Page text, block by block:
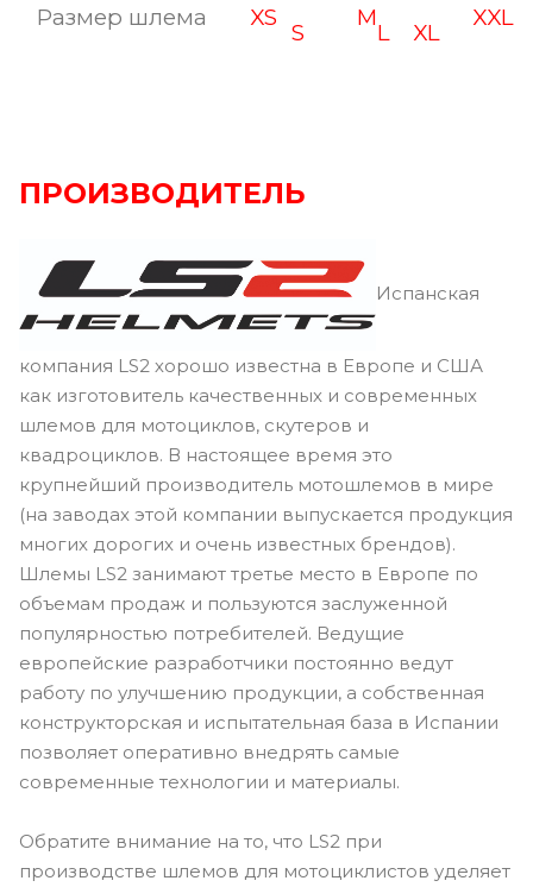
Размер шлема XS
S
M
L XL
XXL
ПРОИЗВОДИТЕЛЬ
Испанская
компания LS2 хорошо известна в Европе и США
как изготовитель качественных и современных
шлемов для мотоциклов, скутеров и
квадроциклов. В настоящее время это
крупнейший производитель мотошлемов в мире
(на заводах этой компании выпускается продукция
многих дорогих и очень известных брендов).
Шлемы LS2 занимают третье место в Европе по
объемам продаж и пользуются заслуженной
популярностью потребителей. Ведущие
европейские разработчики постоянно ведут
работу по улучшению продукции, а собственная
конструкторская и испытательная база в Испании
позволяет оперативно внедрять самые
современные технологии и материалы.
Обратите внимание на то, что LS2 при
производстве шлемов для мотоциклистов уделяет